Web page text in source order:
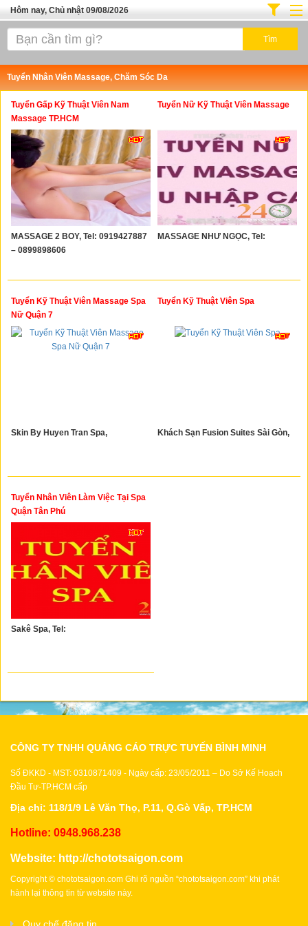
Hôm nay, Chủ nhật 09/08/2026
Trang chủ
Ô Tô Xe Máy
Đồ Dùng Nội Ngoại Thất
Điện Tử Điện Máy
Làm Đẹp
Thời Trang
Việc Làm
Xây Dựng
Tổng Hợp
Tuyển Nhân Viên Massage, Chăm Sóc Da
Tuyển Gấp Kỹ Thuật Viên Nam
Massage TP.HCM
MASSAGE 2 BOY, Tel: 0919427887
– 0899898606
Tuyển Nữ Kỹ Thuật Viên Massage
MASSAGE NHƯ NGỌC, Tel:
Tuyển Kỹ Thuật Viên Massage Spa
Nữ Quận 7
Skin By Huyen Tran Spa,
Tuyển Kỹ Thuật Viên Spa
Khách Sạn Fusion Suites Sài Gòn,
Tuyển Nhân Viên Làm Việc Tại Spa
Quận Tân Phú
Sakê Spa, Tel:
CÔNG TY TNHH QUẢNG CÁO TRỰC TUYẾN BÌNH MINH
Số ĐKKD - MST: 0310871409 - Ngày cấp: 23/05/2011 – Do Sở Kế Hoạch
Đầu Tư-TP.HCM cấp
Địa chỉ: 118/1/9 Lê Văn Thọ, P.11, Q.Gò Vấp, TP.HCM
Hotline: 0948.968.238
Website: http://chototsaigon.com
Copyright © chototsaigon.com Ghi rõ nguồn “chototsaigon.com” khi phát
hành lại thông tin từ website này.